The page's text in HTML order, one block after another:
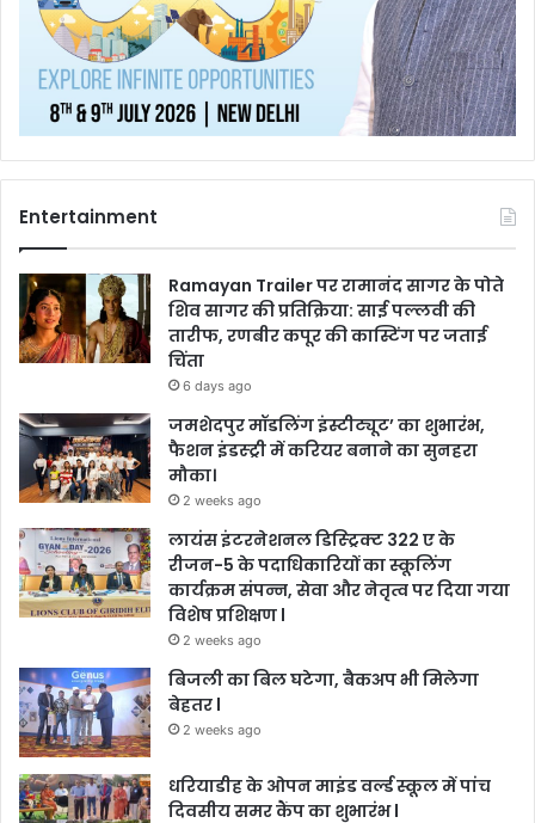
Entertainment
Ramayan Trailer पर रामानंद सागर के पोते
शिव सागर की प्रतिक्रिया: साई पल्लवी की
तारीफ, रणबीर कपूर की कास्टिंग पर जताई
चिंता
6 days ago
जमशेदपुर मॉडलिंग इंस्टीट्यूट’ का शुभारंभ,
फैशन इंडस्ट्री में करियर बनाने का सुनहरा
मौका।
2 weeks ago
लायंस इंटरनेशनल डिस्ट्रिक्ट 322 ए के
रीजन-5 के पदाधिकारियों का स्कूलिंग
कार्यक्रम संपन्न, सेवा और नेतृत्व पर दिया गया
विशेष प्रशिक्षण l
2 weeks ago
बिजली का बिल घटेगा, बैकअप भी मिलेगा
बेहतर l
2 weeks ago
धरियाडीह के ओपन माइंड वर्ल्ड स्कूल में पांच
दिवसीय समर कैंप का शुभारंभ l